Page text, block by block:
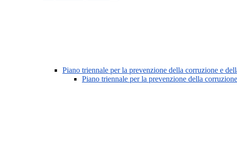
Piano triennale per la prevenzione della corruzione e
Piano triennale per la prevenzione della